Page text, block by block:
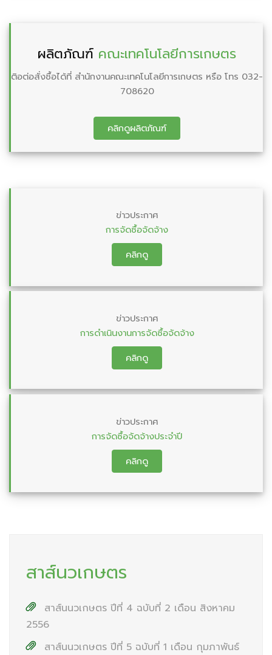
ผลิตภัณฑ์ คณะเทคโนโลยีการเกษตร
ติอต่อสั่งชื้อได้ที่ สำนักงานคณะเทคโนโลยีการเกษตร หรือ โทร 032-
708620
คลิกดูผลิตภัณฑ์
ข่าวประกาศ
การจัดซื้อจัดจ้าง
คลิกดู
ข่าวประกาศ
การดำเนินงานการจัดซื้อจัดจ้าง
คลิกดู
ข่าวประกาศ
การจัดซื้อจัดจ้างประจำปี
คลิกดู
สาส์นวเกษตร
สาส์นนวเกษตร ปีที่ 4 ฉบับที่ 2 เดือน สิงหาคม
2556
สาส์นนวเกษตร ปีที่ 5 ฉบับที่ 1 เดือน กุมภาพันธ์